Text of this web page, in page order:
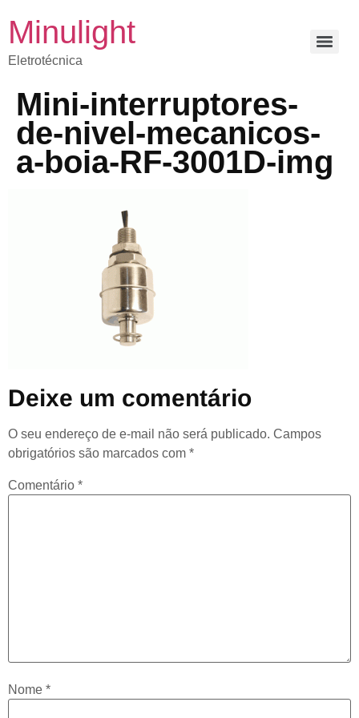
Minulight
Eletrotécnica
Mini-interruptores-
de-nivel-mecanicos-
a-boia-RF-3001D-img
Deixe um comentário
O seu endereço de e-mail não será publicado. Campos
obrigatórios são marcados com *
Comentário *
Nome *